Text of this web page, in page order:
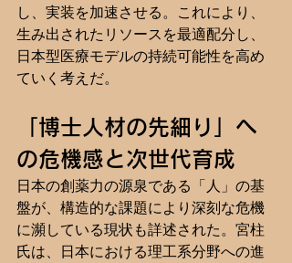
し、実装を加速させる。これにより、
生み出されたリソースを最適配分し、
日本型医療モデルの持続可能性を高め
ていく考えだ。
「博士人材の先細り」へ
の危機感と次世代育成
日本の創薬力の源泉である「人」の基
盤が、構造的な課題により深刻な危機
に瀕している現状も詳述された。宮柱
氏は、日本における理工系分野への進